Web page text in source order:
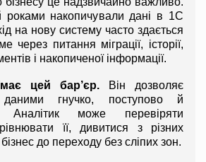
роками накопичували дані в 1С
на нову систему часто здається
через питання міграції, історії,
і накопиченої інформації.
цей бар’єр. Він дозволяє
гнучко, поступово й
Аналітик може перевіряти
її, дивитися з різних
бізнес до переходу без сліпих зон.